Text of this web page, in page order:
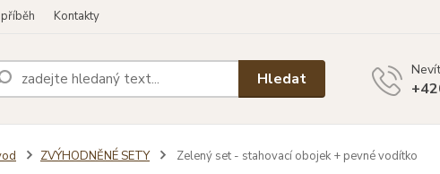
Kontakty
Hledat
ZVÝHODNĚNÉ SETY Zelený set - stahovací obojek + pevné vodítko